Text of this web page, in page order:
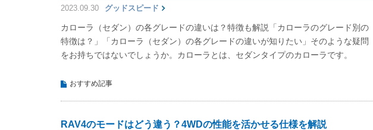
2023.09.30 グッドスピード
カローラ（セダン）の各グレードの違いは？特徴も解説「カローラのグレード別の
特徴は？」「カローラ（セダン）の各グレードの違いが知りたい」そのような疑問
をお持ちではないでしょうか。カローラとは、セダンタイプのカローラです。
おすすめ記事
RAV4のモードはどう違う？4WDの性能を活かせる仕様を解説